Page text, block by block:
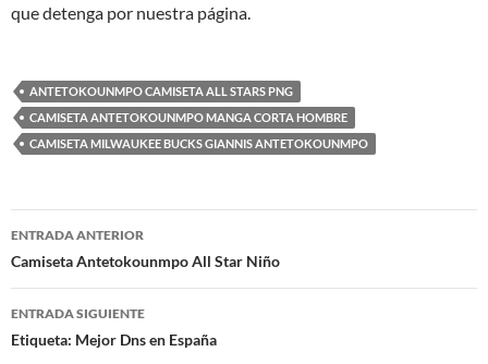
que detenga por nuestra página.
ANTETOKOUNMPO CAMISETA ALL STARS PNG
CAMISETA ANTETOKOUNMPO MANGA CORTA HOMBRE
CAMISETA MILWAUKEE BUCKS GIANNIS ANTETOKOUNMPO
Navegación
de
entradas
ENTRADA ANTERIOR
Camiseta Antetokounmpo All Star Niño
ENTRADA SIGUIENTE
Etiqueta: Mejor Dns en España